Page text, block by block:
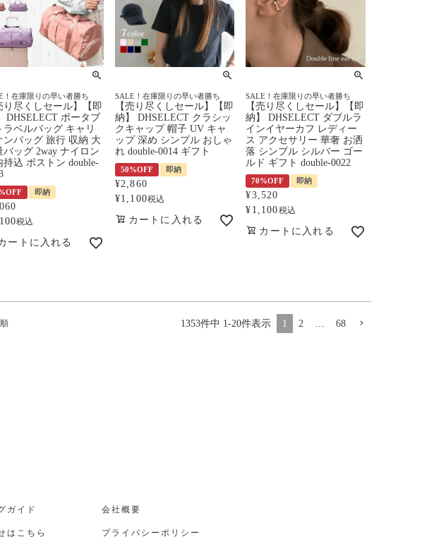
！在庫限りの早い者勝ち
り尽くしセール】【即
DHSELECT ポータブ
ラベルバッグ キャリ
ンバッグ 旅行 収納 大
バッグ 2way ナイロン
持込 ボストン double-
即納
税込
ートに入れる
SALE！在庫限りの早い者勝ち
【売り尽くしセール】【即
納】 DHSELECT クラシッ
クキャップ 帽子 UV キャ
ップ 深め シンプル おしゃ
れ double-0014 ギフト
50%OFF 即納
¥2,860
¥1,100税込
カートに入れる
SALE！在庫限りの早い者勝ち
【売り尽くしセール】【即
納】 DHSELECT ダブルラ
インイヤーカフ レディー
ス アクセサリー 華奢 お洒
落 シンプル シルバー ゴー
ルド ギフト double-0022
70%OFF 即納
¥3,520
¥ 1,100税込
カートに入れる
1353件中 1 -20件表示 1 2 … 68
ガイド
はこちら
会社概要
プライバシーポリシー